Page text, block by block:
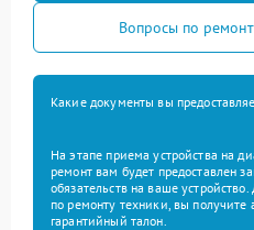
Вопросы по
Какие документы вы
На этапе приема устройства на
ремонт вам будет предоставлен
обязательств на ваше
по ремонту техники, вы получите
гарантийный талон.